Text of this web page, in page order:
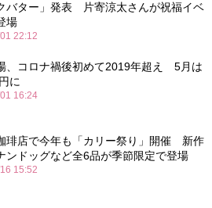
バター」発表 片寄涼太さんが祝福イベ
場
22:12
、コロナ禍後初めて2019年超え 5月は
に
16:24
琲店で今年も「カリー祭り」開催 新作
ンドッグなど全6品が季節限定で登場
15:52